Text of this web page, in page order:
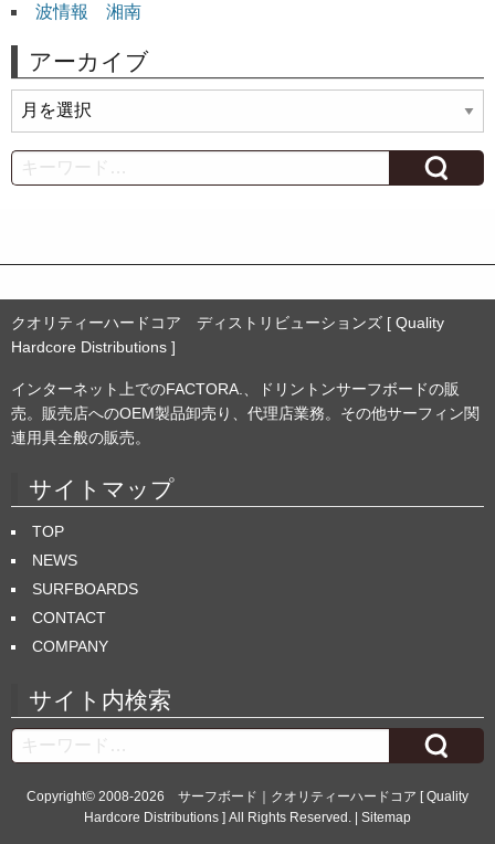
波情報 湘南
アーカイブ
ー
カ
イ
Search
クオリティーハードコア ディストリビューションズ [ Quality
Hardcore Distributions ]
インターネット上でのFACTORA.、ドリントンサーフボードの販
売。販売店へのOEM製品卸売り、代理店業務。その他サーフィン関
連用具全般の販売。
サイトマップ
TOP
NEWS
SURFBOARDS
CONTACT
COMPANY
サイト内検索
Search
Copyright© 2008-2026 サーフボード｜クオリティーハードコア [ Quality
Hardcore Distributions ] All Rights Reserved. | Sitemap